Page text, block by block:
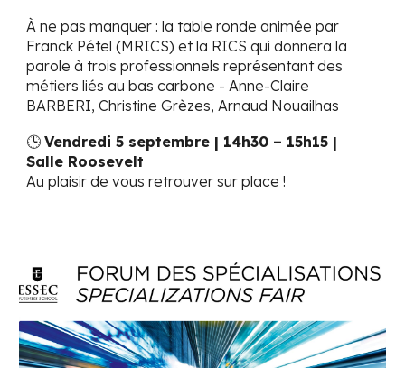
À ne pas manquer : la table ronde animée par
Franck Pétel (MRICS) et la RICS qui donnera la
parole à trois professionnels représentant des
métiers liés au bas carbone - Anne-Claire
BARBERI, Christine Grèzes, Arnaud Nouailhas
🕒Vendredi 5 septembre | 14h30 – 15h15 |
Salle Roosevelt
Au plaisir de vous retrouver sur place !